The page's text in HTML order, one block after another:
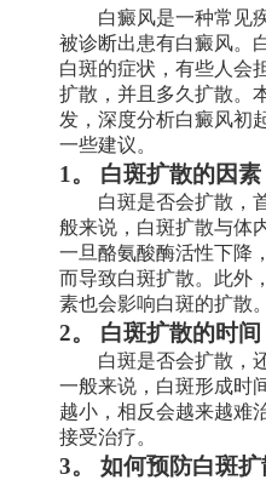
白癜风是一种常见
被诊断出患有白癜风。
白斑的症状，有些人会
扩散，并且多久扩散。
发，深度分析白癜风初
一些建议。
1。 白斑扩散的因素
白斑是否会扩散，
般来说，白斑扩散与体
一旦酪氨酸酶活性下降
而导致白斑扩散。此外
素也会影响白斑的扩散。
2。 白斑扩散的时间
白斑是否会扩散，
一般来说，白斑形成时
越小，相反会越来越难
接受治疗。
3。 如何预防白斑扩